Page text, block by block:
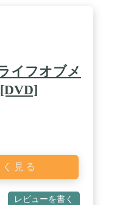
イフオブメ
見る
レビューを書く